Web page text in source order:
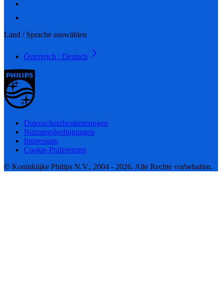
Land / Sprache auswählen
Österreich / Deutsch
Datenschutzbestimmungen
Nutzungsbedingungen
Impressum
Cookie-Präferenzen
© Koninklijke Philips N.V., 2004 - 2026. Alle Rechte vorbehalten.